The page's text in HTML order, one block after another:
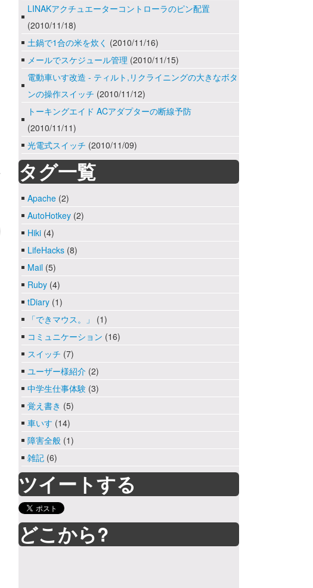
LINAKアクチュエーターコントローラのピン配置
(2010/11/18)
土鍋で1合の米を炊く (2010/11/16)
メールでスケジュール管理 (2010/11/15)
電動車いす改造 - ティルト,リクライニングの大きなボタ
ンの操作スイッチ (2010/11/12)
トーキングエイド ACアダプターの断線予防
(2010/11/11)
光電式スイッチ (2010/11/09)
タグ一覧
Apache (2)
AutoHotkey (2)
Hiki (4)
LifeHacks (8)
Mail (5)
Ruby (4)
tDiary (1)
「できマウス。」
(1)
コミュニケーション (16)
スイッチ (7)
ユーザー様紹介 (2)
中学生仕事体験 (3)
覚え書き (5)
車いす (14)
障害全般 (1)
雑記 (6)
ツイートする
どこから?